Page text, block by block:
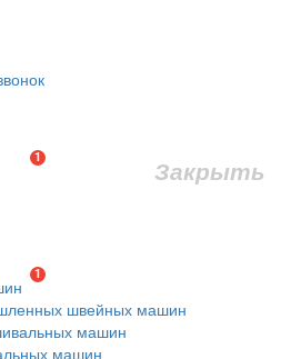
1 Закрыть
1
швейных машин
машин
машин